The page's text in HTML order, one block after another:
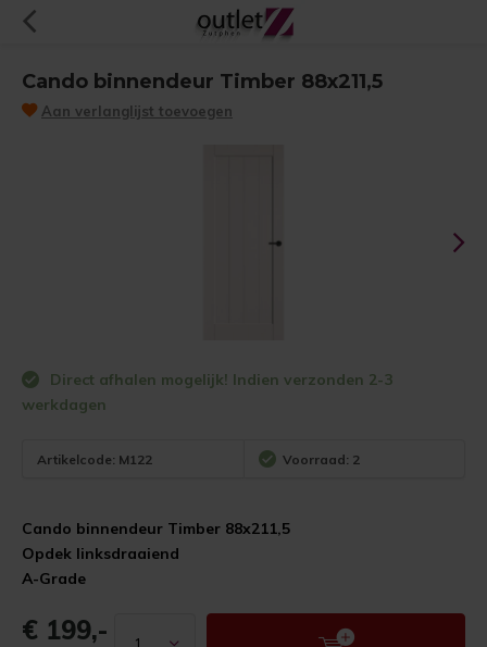
Cando binnendeur Timber 88x211,5
Aan verlanglijst toevoegen
Direct afhalen mogelijk! Indien verzonden 2-3
werkdagen
Artikelcode: M122 Voorraad: 2
Cando binnendeur Timber 88x211,5
Opdek linksdraaiend
A-Grade
€ 199,-